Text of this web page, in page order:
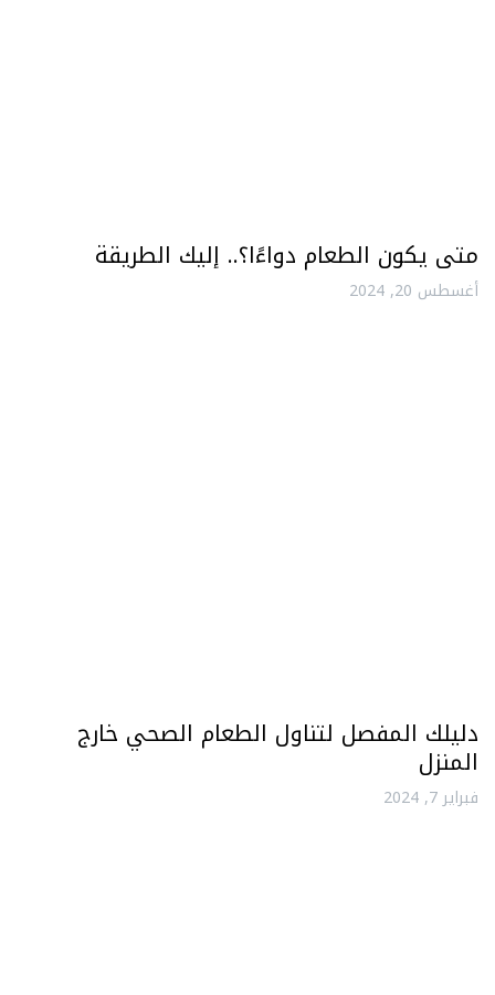
متى يكون الطعام دواءًا؟.. إليك الطريقة
أغسطس 20, 2024
دليلك المفصل لتناول الطعام الصحي خارج
المنزل
فبراير 7, 2024